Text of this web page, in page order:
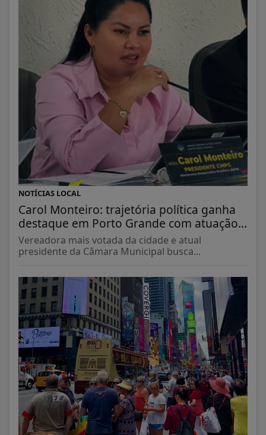
NOTÍCIAS LOCAL
Carol Monteiro: trajetória política ganha
destaque em Porto Grande com atuação...
Vereadora mais votada da cidade e atual
presidente da Câmara Municipal busca...